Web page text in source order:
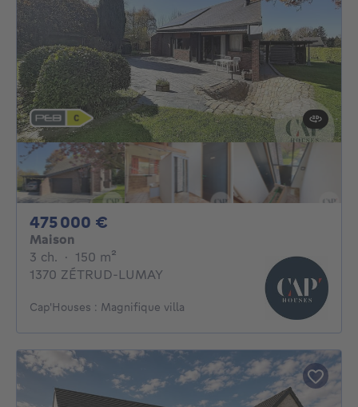
475 000 €
Maison
3 ch. 3 chambres
· 150 m²
1370 ZÉTRUD-LUMAY
Cap'Houses : Magnifique villa